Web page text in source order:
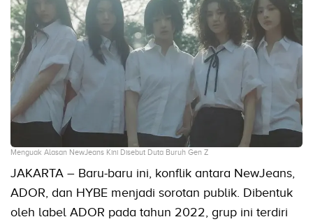
Menguak Alasan NewJeans Kini Disebut Duta Buruh Gen Z
JAKARTA – Baru-baru ini, konflik antara NewJeans,
ADOR, dan HYBE menjadi sorotan publik. Dibentuk
oleh label ADOR pada tahun 2022, grup ini terdiri